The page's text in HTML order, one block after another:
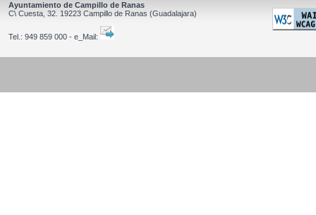
Ayuntamiento de Campillo de Ranas
C\ Cuesta, 32. 19223 Campillo de Ranas (Guadalajara)
Tel.: 949 859 000 - e_Mail: